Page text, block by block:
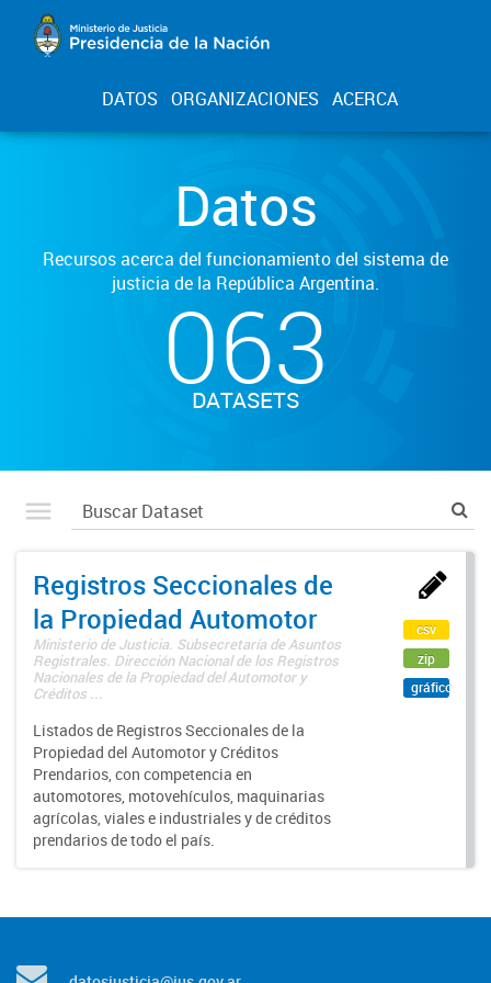
DATOS ORGANIZACIONES ACERCA
Datos
Recursos acerca del funcionamiento del sistema de
justicia de la República Argentina.
063
DATASETS
Registros Seccionales de
la Propiedad Automotor
Ministerio de Justicia. Subsecretaría de Asuntos
Registrales. Dirección Nacional de los Registros
Nacionales de la Propiedad del Automotor y
Créditos ...
Listados de Registros Seccionales de la
Propiedad del Automotor y Créditos
Prendarios, con competencia en
automotores, motovehículos, maquinarias
agrícolas, viales e industriales y de créditos
prendarios de todo el país.
csv
zip
gráfico